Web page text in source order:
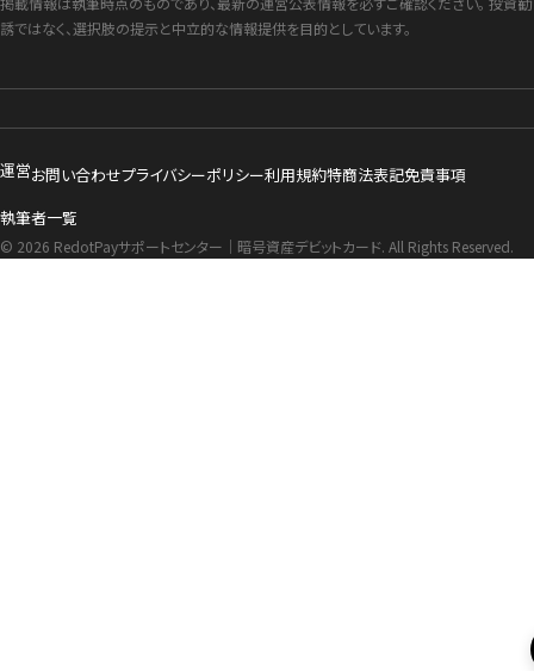
誘ではなく、選択肢の提示と中立的な情報提供を目的としています。
運営お問い合わせプライバシーポリシー利用規約特商法表記免責事項
執筆者一覧
© 2026 RedotPayサポートセンター｜暗号資産デビットカード. All Rights Reserved.